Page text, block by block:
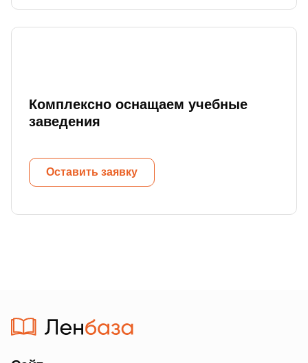
Комплексно оснащаем учебные
заведения
Оставить заявку